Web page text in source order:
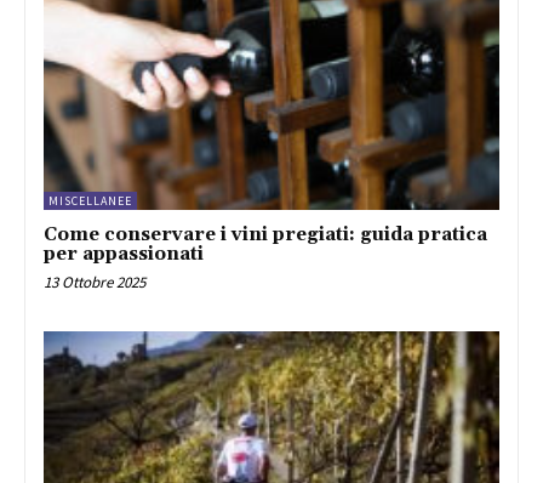
MISCELLANEE
Come conservare i vini pregiati: guida pratica
per appassionati
13 Ottobre 2025